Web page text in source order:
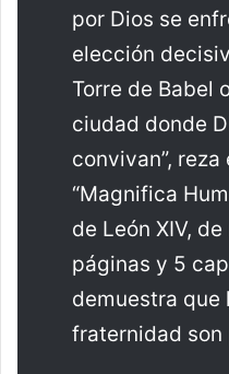
por Dios se
elección
Torre de Babel
ciudad donde
convivan”,
“Magnifica
de León XIV,
páginas y 5
demuestra que
fraternidad son